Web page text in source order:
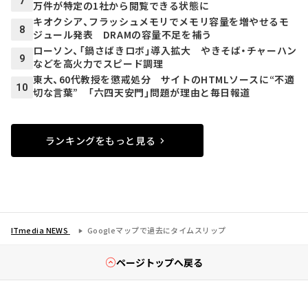
万件が特定の1社から閲覧できる状態に
8
キオクシア、フラッシュメモリでメモリ容量を増やせるモ
ジュール発表 DRAMの容量不足を補う
9
ローソン、「鍋さばきロボ」導入拡大 やきそば・チャーハン
などを高火力でスピード調理
10
東大、60代教授を懲戒処分 サイトのHTMLソースに“不適
切な言葉” 「六四天安門」問題が理由と毎日報道
ランキングをもっと見る
ITmedia NEWS Googleマップで過去にタイムスリップ
ページトップへ戻る